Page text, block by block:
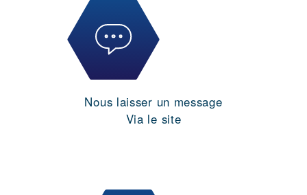
Nous laisser un message
Via le site